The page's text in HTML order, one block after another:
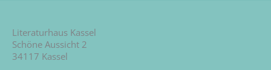
Literaturhaus Kassel
Schöne Aussicht 2
34117 Kassel